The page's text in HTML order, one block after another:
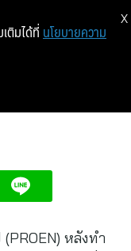
Rating
หลังทำ
ติมได้ที่ นโยบายความ
X